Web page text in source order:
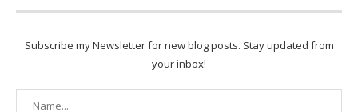
Subscribe my Newsletter for new blog posts. Stay updated from
your inbox!